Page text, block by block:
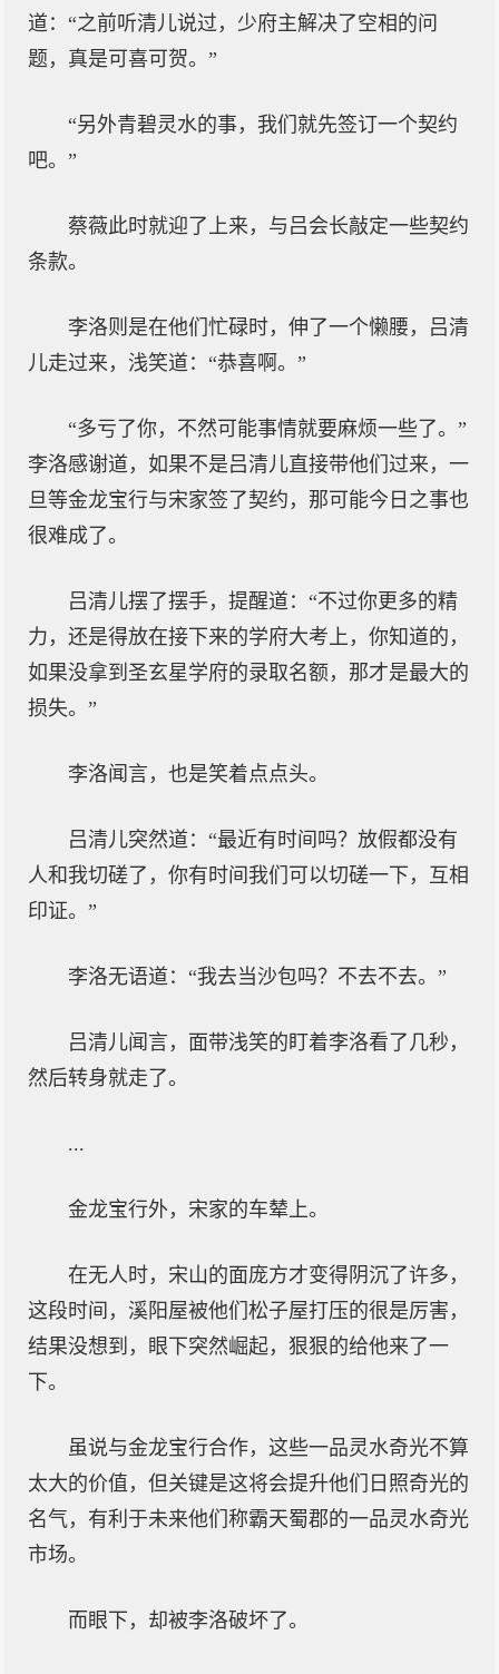
道：“之前听清儿说过，少府主解决了空相的问
题，真是可喜可贺。”
“另外青碧灵水的事，我们就先签订一个契约
吧。”
蔡薇此时就迎了上来，与吕会长敲定一些契约
条款。
李洛则是在他们忙碌时，伸了一个懒腰，吕清
儿走过来，浅笑道：“恭喜啊。”
“多亏了你，不然可能事情就要麻烦一些了。”
李洛感谢道，如果不是吕清儿直接带他们过来，一
旦等金龙宝行与宋家签了契约，那可能今日之事也
很难成了。
吕清儿摆了摆手，提醒道：“不过你更多的精
力，还是得放在接下来的学府大考上，你知道的，
如果没拿到圣玄星学府的录取名额，那才是最大的
损失。”
李洛闻言，也是笑着点点头。
吕清儿突然道：“最近有时间吗？放假都没有
人和我切磋了，你有时间我们可以切磋一下，互相
印证。”
李洛无语道：“我去当沙包吗？不去不去。”
吕清儿闻言，面带浅笑的盯着李洛看了几秒，
然后转身就走了。
...
金龙宝行外，宋家的车辇上。
在无人时，宋山的面庞方才变得阴沉了许多，
这段时间，溪阳屋被他们松子屋打压的很是厉害，
结果没想到，眼下突然崛起，狠狠的给他来了一
下。
虽说与金龙宝行合作，这些一品灵水奇光不算
太大的价值，但关键是这将会提升他们日照奇光的
名气，有利于未来他们称霸天蜀郡的一品灵水奇光
市场。
而眼下，却被李洛破坏了。